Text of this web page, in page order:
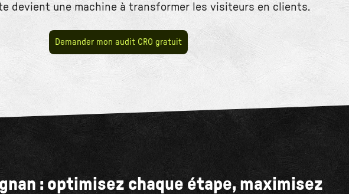
devient une machine à transformer les visiteurs en clients.
Demander mon audit CRO gratuit
: optimisez chaque étape, maximisez